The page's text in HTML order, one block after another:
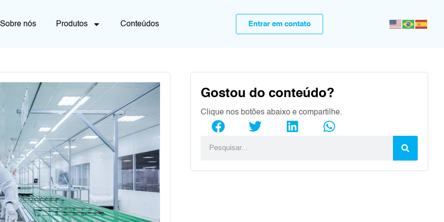
Sobre nós Produtos Conteúdos Entrar em contato
Gostou do conteúdo?
Clique nos botões abaixo e compartilhe.